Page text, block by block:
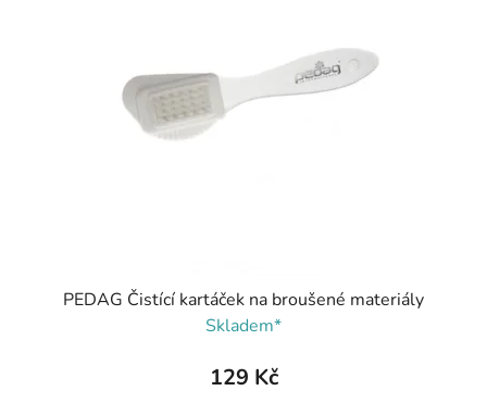
PEDAG Čistící kartáček na broušené materiály
Skladem*
129 Kč